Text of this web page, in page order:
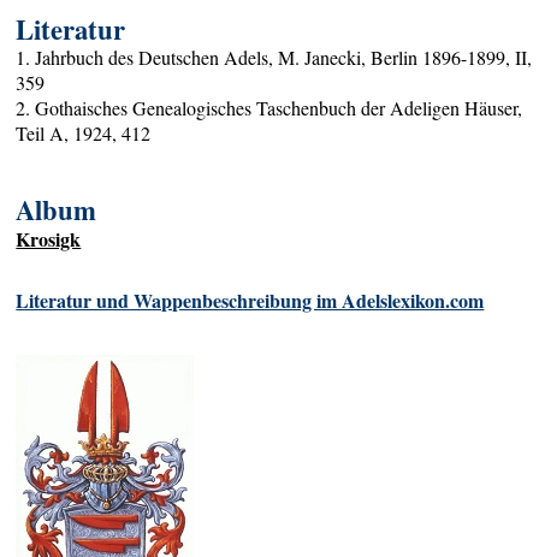
Literatur
1. Jahrbuch des Deutschen Adels, M. Janecki, Berlin 1896-1899, II,
359
2. Gothaisches Genealogisches Taschenbuch der Adeligen Häuser,
Teil A, 1924, 412
Album
Krosigk
Literatur und Wappenbeschreibung im Adelslexikon.com